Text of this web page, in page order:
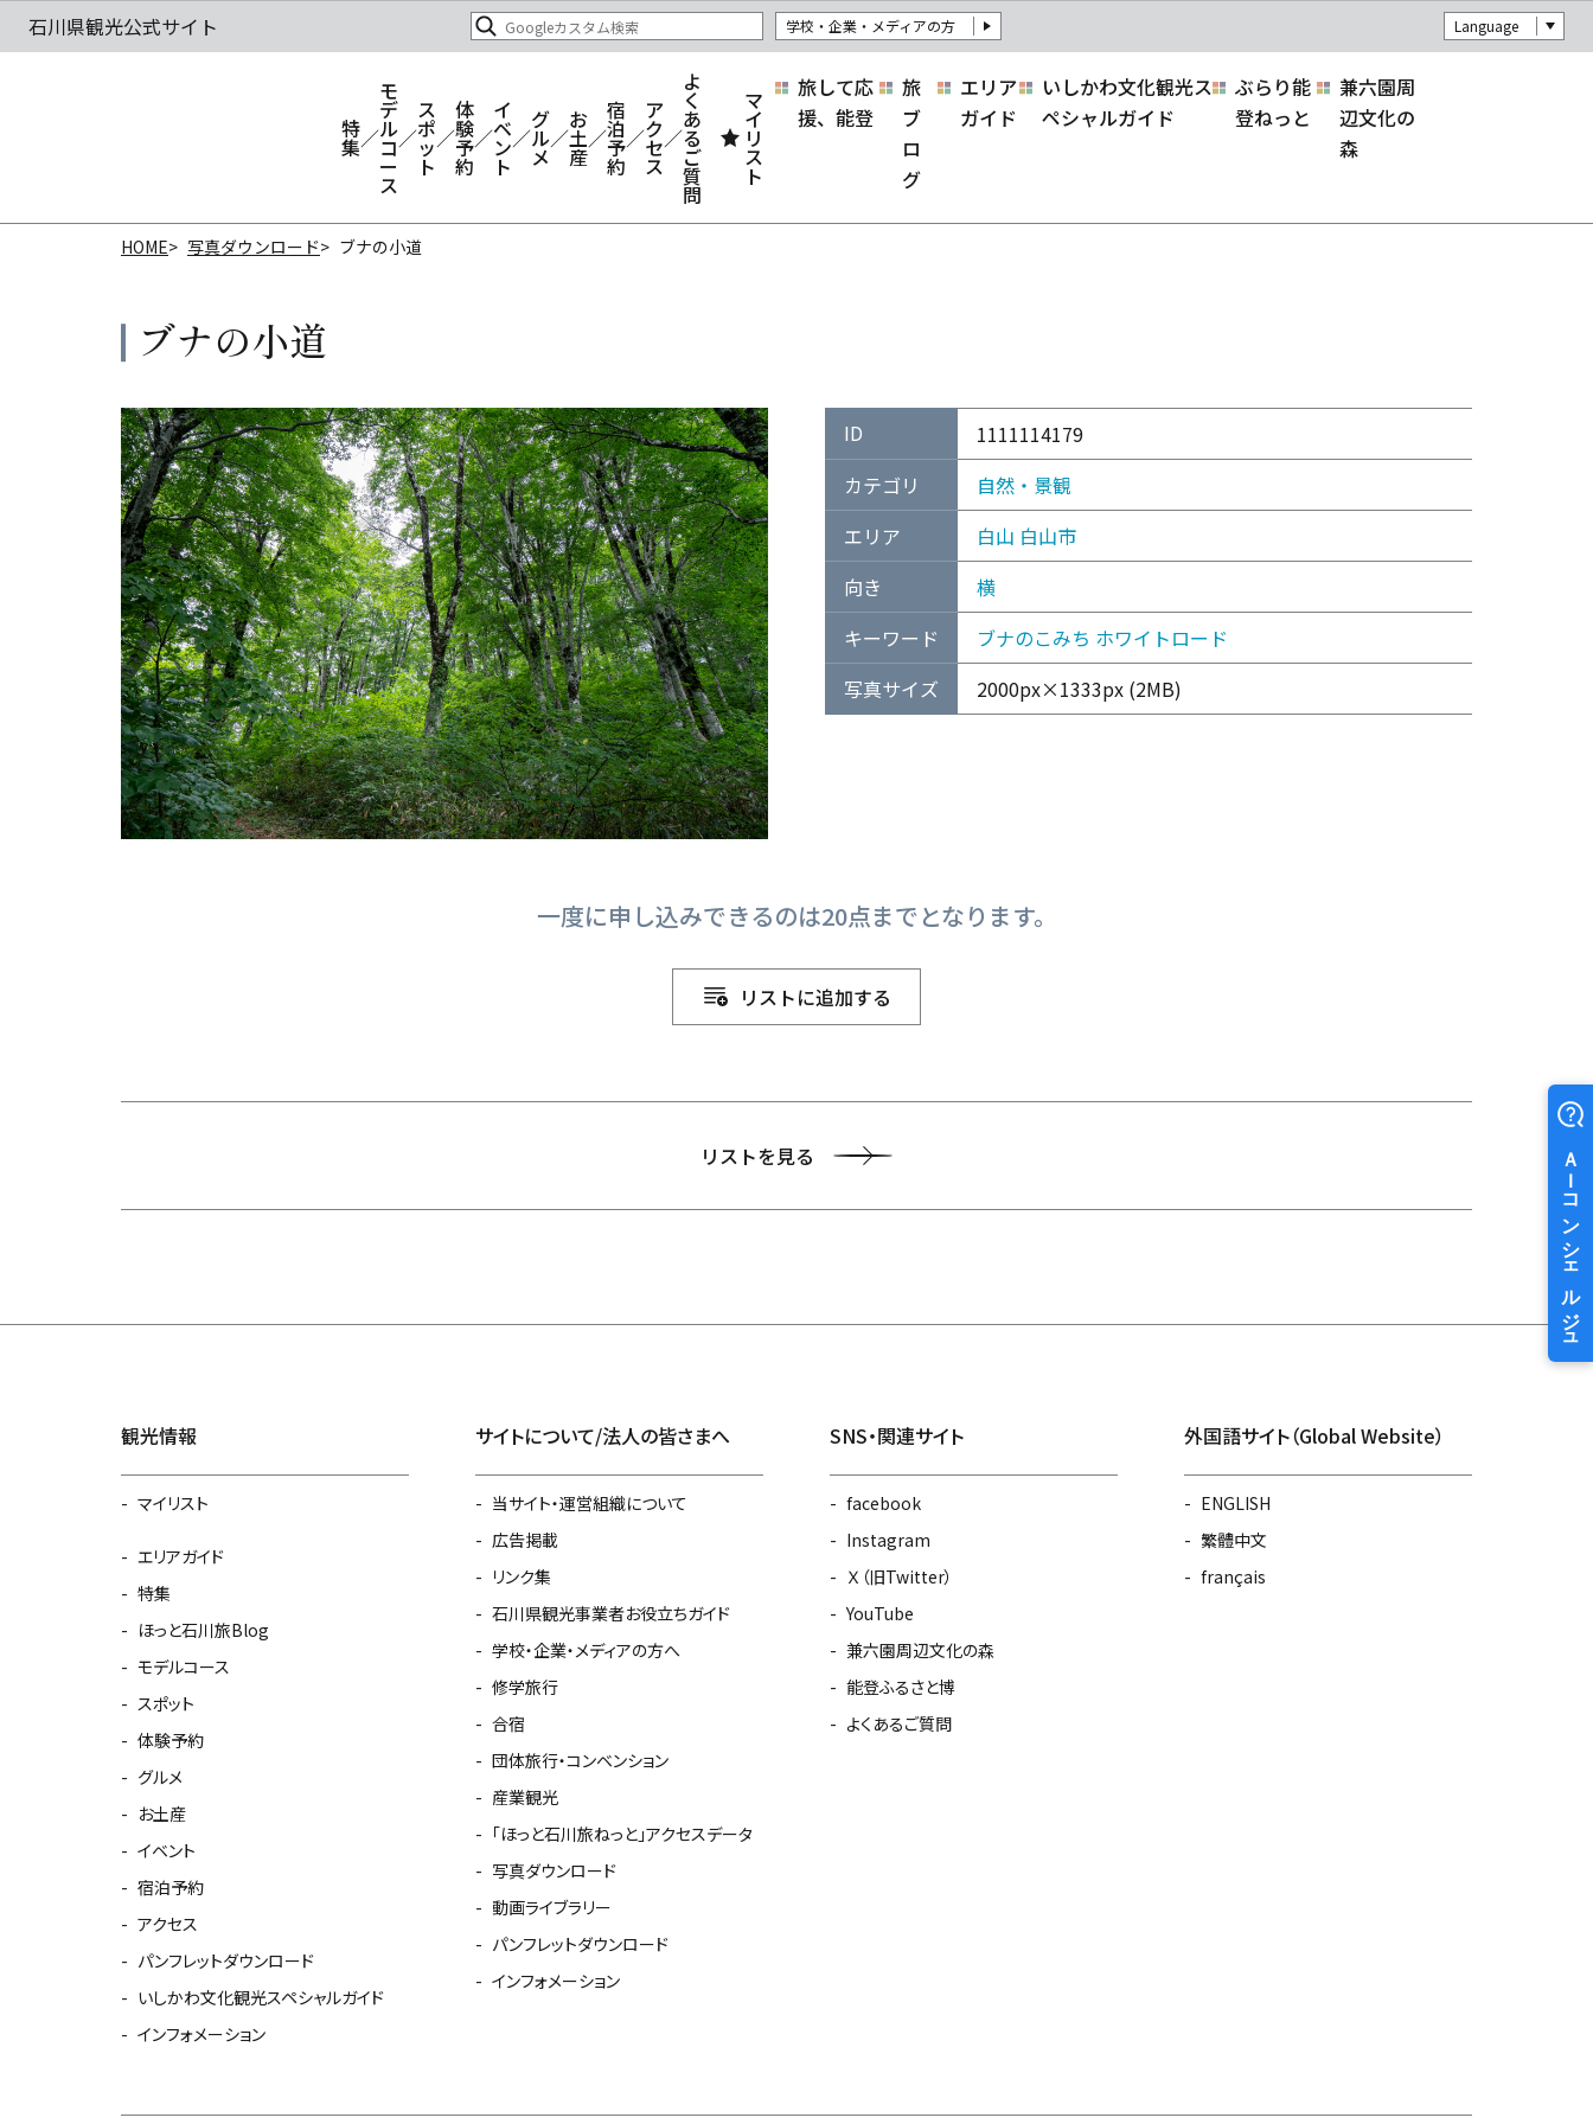
学校・企業・メディアの方 Language
特
集
モ
デ
ル
コ
ー
ス
ス
ポ
ッ
ト
体
験
予
約
イ
ベ
ン
ト
グ
ル
メ
お
土
産
宿
泊
予
約
ア
ク
セ
ス
よ
く
あ
る
ご
質
問
マ
イ
リ
ス
ト
旅して応
援、能登
旅
ブ
ロ
グ
エリア
ガイド
いしかわ文化観光ス
ペシャルガイド
ぶらり能
登ねっと
兼六園周
辺文化の
森
HOME 写真ダウンロード ブナの小道
ブナの小道
ID
1111114179
カテゴリ
自然・景観
エリア
白山 白山市
向き
横
キーワード
ブナのこみち ホワイトロード
写真サイズ
2000px×1333px (2MB)
一度に申し込みできるのは20点までとなります。
リストに追加する
リストを見る
観光情報
マイリスト
エリアガイド
特集
ほっと石川旅Blog
モデルコース
スポット
体験予約
グルメ
お土産
イベント
宿泊予約
アクセス
パンフレットダウンロード
いしかわ文化観光スペシャルガイド
インフォメーション
サイトについて/法人の皆さまへ
当サイト・運営組織について
広告掲載
リンク集
石川県観光事業者お役立ちガイド
学校・企業・メディアの方へ
修学旅行
合宿
団体旅行・コンベンション
産業観光
「ほっと石川旅ねっと」アクセスデータ
写真ダウンロード
動画ライブラリー
パンフレットダウンロード
インフォメーション
SNS・関連サイト
facebook
Instagram
Ｘ（旧Twitter）
YouTube
兼六園周辺文化の森
能登ふるさと博
よくあるご質問
外国語サイト（Global Website）
ENGLISH
繁體中文
français